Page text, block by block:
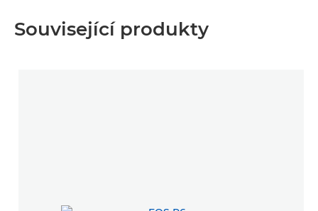
Související produkty